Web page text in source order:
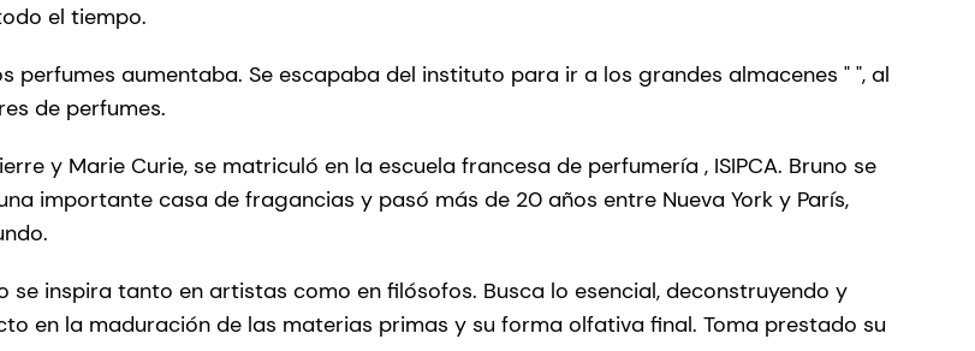
el tiempo.
perfumes aumentaba. Se escapaba del instituto para ir a los grandes almacenes " ", al
de perfumes.
y Marie Curie, se matriculó en la escuela francesa de perfumería , ISIPCA. Bruno se
importante casa de fragancias y pasó más de 20 años entre Nueva York y París,
inspira tanto en artistas como en filósofos. Busca lo esencial, deconstruyendo y
en la maduración de las materias primas y su forma olfativa final. Toma prestado su